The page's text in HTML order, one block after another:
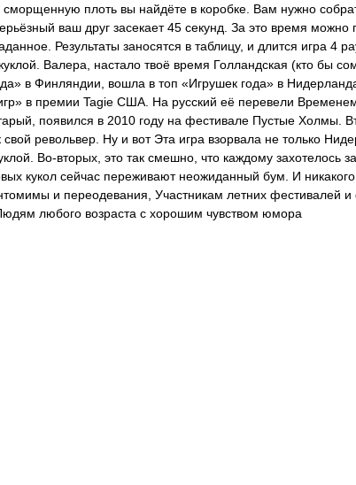
плоть вы найдёте в коробке. Вам нужно
ваш друг засекает 45 секунд. За это время
Результаты заносятся в таблицу, и длится игра 4
Валера, настало твоё время Голландская (кто бы
в Финляндии, вошла в топ «Игрушек года» в
в премии Tagie США. На русский её перевели
появился в 2010 году на фестивале Пустые Холмы.
револьвер. Ну и вот Эта игра взорвала не только
Во-вторых, это так смешно, что каждому захотелось
кукол сейчас переживают неожиданный бум. И
и переодевания, Участникам летних
любого возраста с хорошим чувством юмора